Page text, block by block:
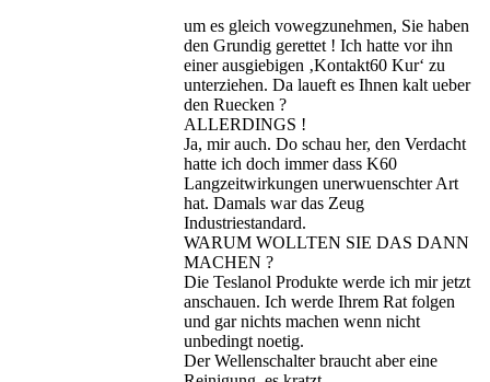
um es gleich vowegzunehmen, Sie haben
den Grundig gerettet ! Ich hatte vor ihn
einer ausgiebigen ‚Kontakt60 Kur‘ zu
unterziehen. Da laueft es Ihnen kalt ueber
den Ruecken ?
ALLERDINGS !
Ja, mir auch. Do schau her, den Verdacht
hatte ich doch immer dass K60
Langzeitwirkungen unerwuenschter Art
hat. Damals war das Zeug
Industriestandard.
WARUM WOLLTEN SIE DAS DANN
MACHEN ?
Die Teslanol Produkte werde ich mir jetzt
anschauen. Ich werde Ihrem Rat folgen
und gar nichts machen wenn nicht
unbedingt noetig.
Der Wellenschalter braucht aber eine